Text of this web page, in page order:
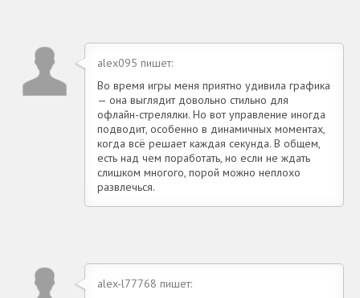
alex095 пишет:
Во время игры меня приятно удивила графика
— она выглядит довольно стильно для
офлайн-стрелялки. Но вот управление иногда
подводит, особенно в динамичных моментах,
когда всё решает каждая секунда. В общем,
есть над чем поработать, но если не ждать
слишком многого, порой можно неплохо
развлечься.
alex-l77768 пишет: